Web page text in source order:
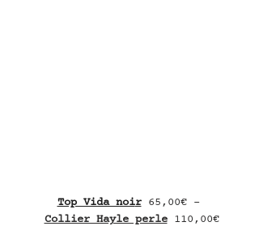
Top Vida noir 65,00€ -
Collier Hayle perle 110,00€